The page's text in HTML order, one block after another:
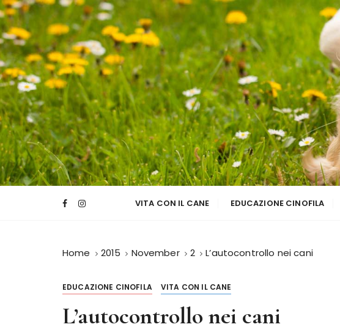
S
k
i
p
t
o
c
o
n
t
e
n
t
VITA CON IL CANE EDUCAZIONE CINOFILA
Home 2015 November 2 L’autocontrollo nei cani
EDUCAZIONE CINOFILA VITA CON IL CANE
L’autocontrollo nei cani